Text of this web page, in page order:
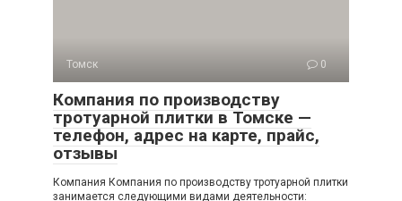
Томск 0
Компания по производству
тротуарной плитки в Томске —
телефон, адрес на карте, прайс,
отзывы
Компания Компания по производству тротуарной плитки
занимается следующими видами деятельности: